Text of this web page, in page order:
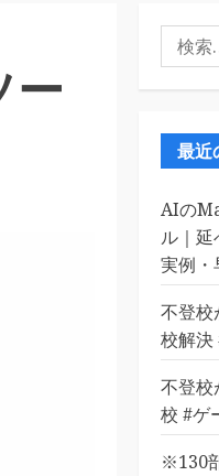
ー
検
索:
最近
AIの
ル｜延
実例・
不登
校解決
不登
校 #ゲ
※130